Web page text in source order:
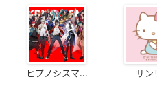
ヒプノシスマ... サン